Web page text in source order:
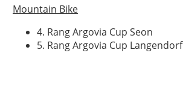
Mountain Bike
4. Rang Argovia Cup Seon
5. Rang Argovia Cup Langendorf